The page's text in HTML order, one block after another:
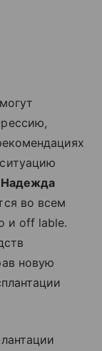
Надежда
во всем
и off lable.
новую